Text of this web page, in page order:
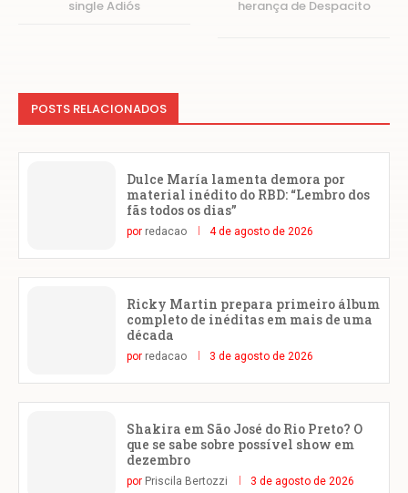
single Adiós herança de Despacito
POSTS RELACIONADOS
Dulce María lamenta demora por
material inédito do RBD: “Lembro dos
fãs todos os dias”
por redacao 4 de agosto de 2026
Ricky Martin prepara primeiro álbum
completo de inéditas em mais de uma
década
por redacao 3 de agosto de 2026
Shakira em São José do Rio Preto? O
que se sabe sobre possível show em
dezembro
por Priscila Bertozzi 3 de agosto de 2026